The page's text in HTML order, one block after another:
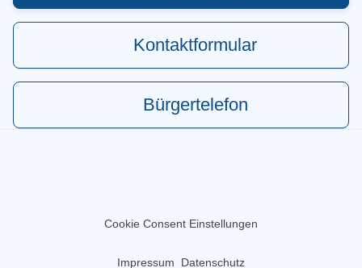
Kontaktformular
Bürgertelefon
Cookie Consent Einstellungen
Impressum Datenschutz